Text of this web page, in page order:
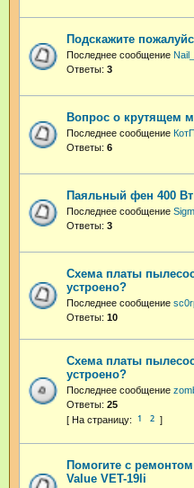
Подскажите
Последнее сообщение
Ответы: 3
Вопрос о крутящем
Последнее сообщение
Ответы: 6
Паяльный фен 400 Вт
Последнее сообщение
Ответы: 3
Схема платы
устроено?
Последнее сообщение
Ответы: 10
Схема платы
устроено?
Последнее сообщение
Ответы: 25
1 2
Помогите с
Value VET-19li